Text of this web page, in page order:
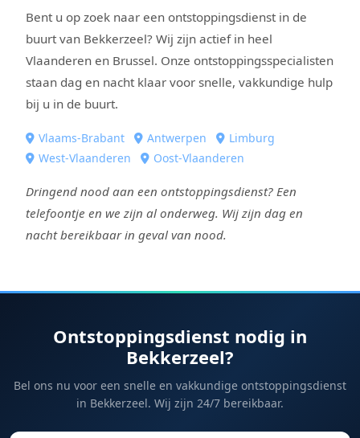
Bent u op zoek naar een ontstoppingsdienst in de
buurt van Bekkerzeel? Wij zijn actief in heel
Vlaanderen en Brussel. Onze ontstoppingsspecialisten
staan dag en nacht klaar voor snelle, vakkundige hulp
bij u in de buurt.
Vlaams-Brabant Antwerpen
Limburg
West-Vlaanderen
Oost-Vlaanderen
Dringend nood aan een ontstoppingsdienst? Een
telefoontje en we zijn al onderweg. Wij zijn dag en
nacht bereikbaar in geval van nood.
Ontstoppingsdienst nodig in
Bekkerzeel?
Bel ons nu voor een snelle en vakkundige ontstoppingsdienst
in Bekkerzeel. Wij zijn 24/7 bereikbaar.